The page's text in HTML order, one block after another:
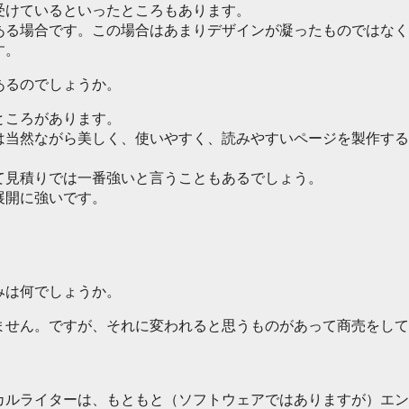
ているといったところもあります。
場合です。この場合はあまりデザインが凝ったものではなく
のでしょうか。
ろがあります。
然ながら美しく、使いやすく、読みやすいページを製作する
積りでは一番強いと言うこともあるでしょう。
に強いです。
何でしょうか。
ん。ですが、それに変われると思うものがあって商売をして
ライターは、もともと（ソフトウェアではありますが）エン